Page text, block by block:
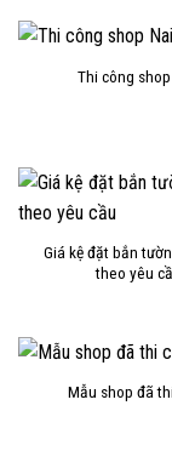
Thi công
Giá kệ đặt bắn
theo yêu
Mẫu shop đã